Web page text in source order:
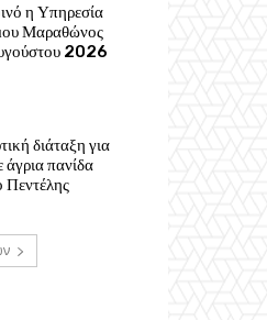
η Υπηρεσία
Μαραθώνος
2026
διάταξη για
πανίδα
Πεντέλης